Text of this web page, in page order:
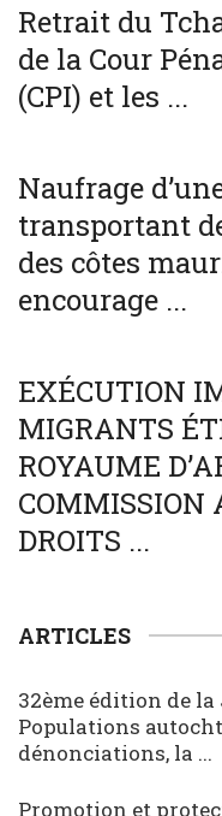
Retrait du
de la Cour
(CPI) et les ...
Naufrage
transportant
des côtes
encourage ...
SOCIÉTÉ
EXÉCUTION
MIGRANTS
ROYAUME
COMMISSION
DROITS ...
ARTICLES
32ème édition de
Populations
dénonciations, la ...
Promotion et